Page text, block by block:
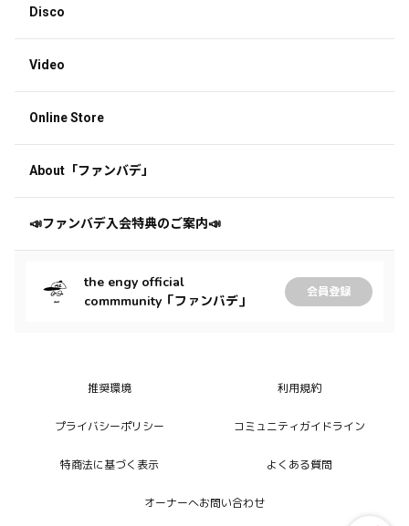
Disco
Video
Online Store
About「ファンバデ」
📣ファンバデ入会特典のご案内📣
the engy official
commmunity「ファンバデ」
会員登録
推奨環境 利用規約
プライバシーポリシー コミュニティガイドライン
特商法に基づく表示 よくある質問
オーナーへお問い合わせ